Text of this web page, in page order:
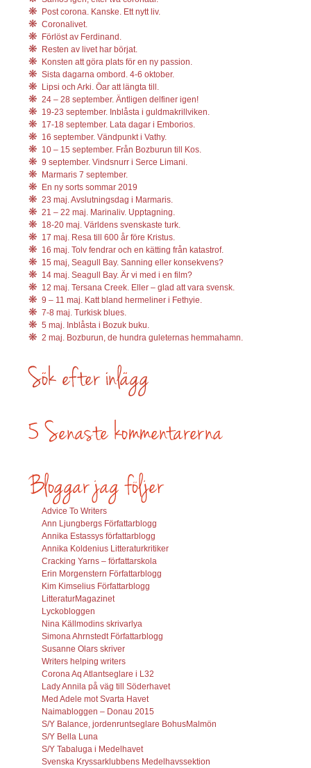
Post corona. Kanske. Ett nytt liv.
Coronalivet.
Förlöst av Ferdinand.
Resten av livet har börjat.
Konsten att göra plats för en ny passion.
Sista dagarna ombord. 4-6 oktober.
Lipsi och Arki. Öar att längta till.
24 – 28 september. Äntligen delfiner igen!
19-23 september. Inblåsta i guldmakrillviken.
17-18 september. Lata dagar i Emborios.
16 september. Vändpunkt i Vathy.
10 – 15 september. Från Bozburun till Kos.
9 september. Vindsnurr i Serce Limani.
Marmaris 7 september.
En ny sorts sommar 2019
23 maj. Avslutningsdag i Marmaris.
21 – 22 maj. Marinaliv. Upptagning.
18-20 maj. Världens svenskaste turk.
17 maj. Resa till 600 år före Kristus.
16 maj. Tolv fendrar och en kätting från katastrof.
15 maj, Seagull Bay. Sanning eller konsekvens?
14 maj. Seagull Bay. Är vi med i en film?
12 maj. Tersana Creek. Eller – glad att vara svensk.
9 – 11 maj. Katt bland hermeliner i Fethyie.
7-8 maj. Turkisk blues.
5 maj. Inblåsta i Bozuk buku.
2 maj. Bozburun, de hundra guleternas hemmahamn.
Advice To Writers
Ann Ljungbergs Författarblogg
Annika Estassys författarblogg
Annika Koldenius Litteraturkritiker
Cracking Yarns – författarskola
Erin Morgenstern Författarblogg
Kim Kimselius Författarblogg
LitteraturMagazinet
Lyckobloggen
Nina Källmodins skrivarlya
Simona Ahrnstedt Författarblogg
Susanne Olars skriver
Writers helping writers
Corona Aq Atlantseglare i L32
Lady Annila på väg till Söderhavet
Med Adele mot Svarta Havet
Naimabloggen – Donau 2015
S/Y Balance, jordenruntseglare BohusMalmön
S/Y Bella Luna
S/Y Tabaluga i Medelhavet
Svenska Kryssarklubbens Medelhavssektion